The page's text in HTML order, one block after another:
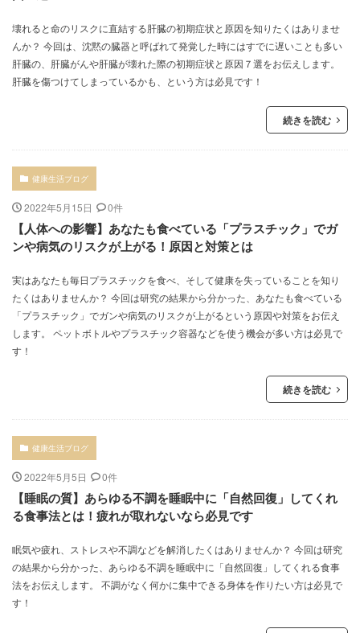
壊れると命のリスクに直結する肝臓の初期症状と原因を知りたくはありませ
んか？ 今回は、沈黙の臓器と呼ばれて発覚した時にはすでに遅いことも多い
肝臓の、肝臓がんや肝臓が壊れた際の初期症状と原因７選をお伝えします。
肝臓を傷つけてしまっているかも、という方は必見です！
続きを読む
健康生活ブログ
2022年5月15日 0件
【人体への影響】あなたも食べている「プラスチック」でガ
ンや病気のリスクが上がる！原因と対策とは
実はあなたも毎日プラスチックを食べ、そして健康を失っていることを知り
たくはありませんか？ 今回は研究の結果から分かった、あなたも食べている
「プラスチック」でガンや病気のリスクが上がるという原因や対策をお伝え
します。 ペットボトルやプラスチック容器などを使う機会が多い方は必見で
す！
続きを読む
健康生活ブログ
2022年5月5日 0件
【睡眠の質】あらゆる不調を睡眠中に「自然回復」してくれ
る食事法とは！疲れが取れないなら必見です
眠気や疲れ、ストレスや不調などを解消したくはありませんか？ 今回は研究
の結果から分かった、あらゆる不調を睡眠中に「自然回復」してくれる食事
法をお伝えします。 不調がなく何かに集中できる身体を作りたい方は必見で
す！